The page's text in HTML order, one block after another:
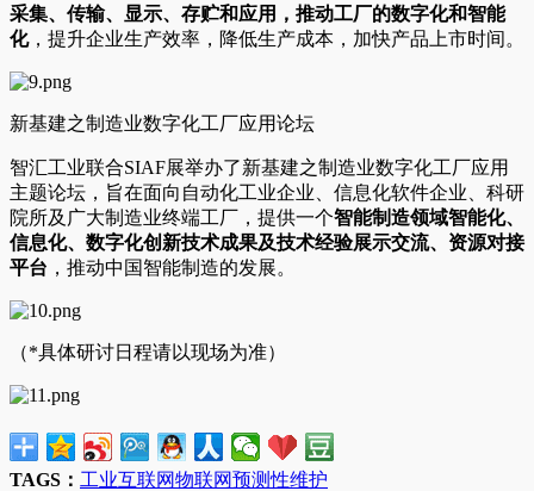
采集、传输、显示、存贮和应用，推动工厂的数字化和智能
化，提升企业生产效率，降低生产成本，加快产品上市时间。
新基建之制造业数字化工厂应用论坛
智汇工业联合SIAF展举办了新基建之制造业数字化工厂应用
主题论坛，旨在面向自动化工业企业、信息化软件企业、科研
院所及广大制造业终端工厂，提供一个智能制造领域智能化、
信息化、数字化创新技术成果及技术经验展示交流、资源对接
平台 ，推动中国智能制造的发展。
（*具体研讨日程请以现场为准）
TAGS： 工业互联网物联网预测性维护